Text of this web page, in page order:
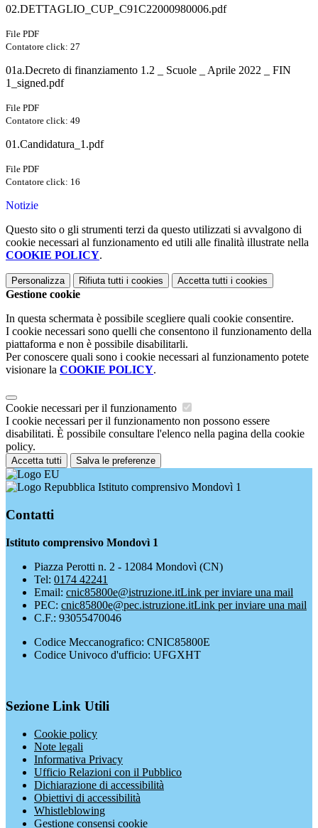
02.DETTAGLIO_CUP_C91C22000980006.pdf
File PDF
Contatore click: 27
01a.Decreto di finanziamento 1.2 _ Scuole _ Aprile 2022 _ FIN
1_signed.pdf
File PDF
Contatore click: 49
01.Candidatura_1.pdf
File PDF
Contatore click: 16
Notizie
Questo sito o gli strumenti terzi da questo utilizzati si avvalgono di
cookie necessari al funzionamento ed utili alle finalità illustrate nella
COOKIE POLICY.
Personalizza Rifiuta tutti i cookies Accetta tutti i cookies
Gestione cookie
In questa schermata è possibile scegliere quali cookie consentire.
I cookie necessari sono quelli che consentono il funzionamento della
piattaforma e non è possibile disabilitarli.
Per conoscere quali sono i cookie necessari al funzionamento potete
visionare la COOKIE POLICY.
Cookie necessari per il funzionamento
I cookie necessari per il funzionamento non possono essere
disabilitati. È possibile consultare l'elenco nella pagina della cookie
policy.
Accetta tutti Salva le preferenze
Istituto comprensivo Mondovì 1
Contatti
Istituto comprensivo Mondovì 1
Piazza Perotti n. 2 - 12084 Mondovì (CN)
Tel: 0174 42241
Email: cnic85800e@istruzione.itLink per inviare una mail
PEC: cnic85800e@pec.istruzione.itLink per inviare una mail
C.F.: 93055470046
Codice Meccanografico: CNIC85800E
Codice Univoco d'ufficio: UFGXHT
Sezione Link Utili
Cookie policy
Note legali
Informativa Privacy
Ufficio Relazioni con il Pubblico
Dichiarazione di accessibilità
Obiettivi di accessibilità
Whistleblowing
Gestione consensi cookie